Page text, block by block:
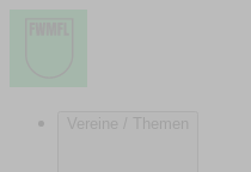
Vereine / Themen